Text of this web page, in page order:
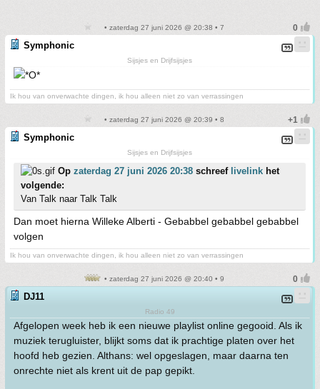
• zaterdag 27 juni 2026 @ 20:38 • 7
Symphonic
Sijsjes en Drijfsijsjes
Ik hou van onverwachte dingen, ik hou alleen niet zo van verrassingen
• zaterdag 27 juni 2026 @ 20:39 • 8
Symphonic
Sijsjes en Drijfsijsjes
Op zaterdag 27 juni 2026 20:38 schreef livelink het
volgende:
Van Talk naar Talk Talk
Dan moet hierna Willeke Alberti - Gebabbel gebabbel gebabbel
volgen
Ik hou van onverwachte dingen, ik hou alleen niet zo van verrassingen
• zaterdag 27 juni 2026 @ 20:40 • 9
DJ11
Radio 49
Afgelopen week heb ik een nieuwe playlist online gegooid. Als ik
muziek terugluister, blijkt soms dat ik prachtige platen over het
hoofd heb gezien. Althans: wel opgeslagen, maar daarna ten
onrechte niet als krent uit de pap gepikt.